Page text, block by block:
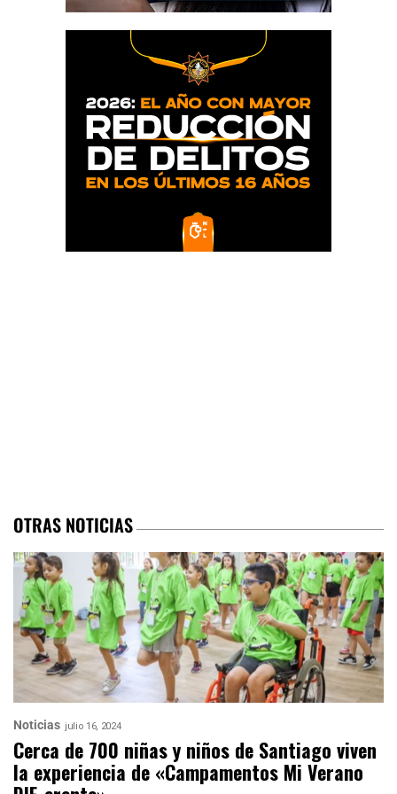
OTRAS NOTICIAS
Noticias julio 16, 2024
Cerca de 700 niñas y niños de Santiago viven
la experiencia de «Campamentos Mi Verano